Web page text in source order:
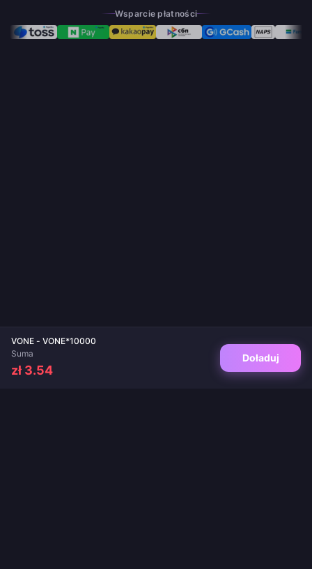
VONE - VONE*10000
Suma
zł 3.54
Doładuj
Wsparcie płatności